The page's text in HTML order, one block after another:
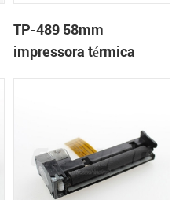
TP-489 58mm
impressora térmica